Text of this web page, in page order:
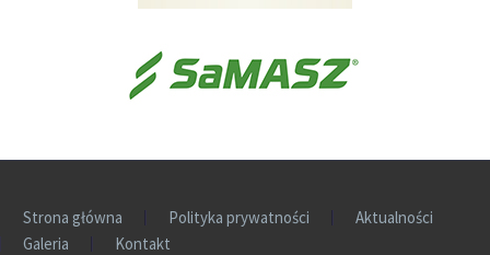
Strona główna Polityka prywatności
Aktualności
Galeria
Kontakt